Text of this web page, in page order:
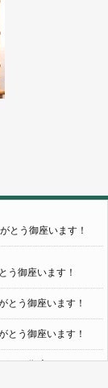
とう御座います！
う御座います！
とう御座います！
とう御座います！
とう御座います！